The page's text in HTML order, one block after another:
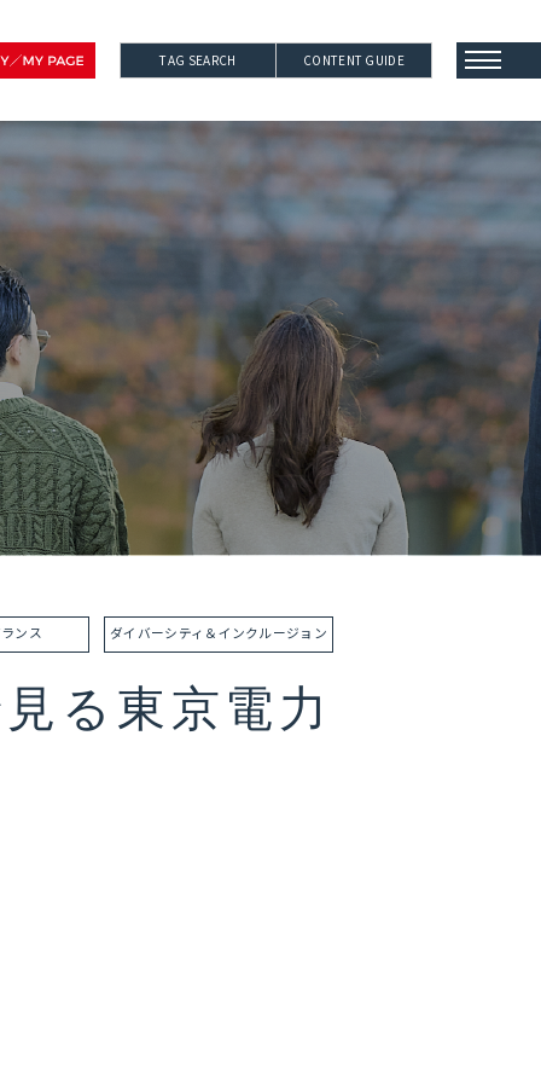
TAG SEARCH CONTENT GUIDE
ンス ダイバーシティ＆ インクルージョン
る東京電力